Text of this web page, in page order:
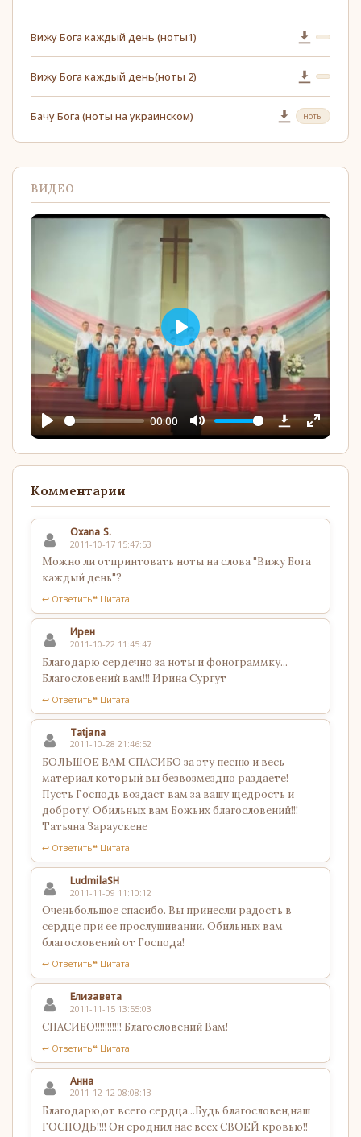
Вижу Бога каждый день (ноты1)
Вижу Бога каждый день(ноты 2)
Бачу Бога (ноты на украинском) ноты
ВИДЕО
Play
00:00
Mute YouTube
Enter
Play
Комментарии
Oxana S.
2011-10-17 15:47:53
Можно ли отпринтовать ноты на слова "Вижу Бога
каждый день"?
↩ Ответить❝ Цитата
Ирен
2011-10-22 11:45:47
Благодарю сердечно за ноты и фонограммку...
Благословений вам!!! Ирина Сургут
↩ Ответить❝ Цитата
Tatjana
2011-10-28 21:46:52
БОЛЬШОЕ ВАМ СПАСИБО за эту песню и весь
материал который вы безвозмездно раздаете!
Пусть Господь воздаст вам за вашу щедрость и
доброту! Обильных вам Божьих благословений!!!
Татьяна Зараускене
↩ Ответить❝ Цитата
LudmilaSH
2011-11-09 11:10:12
Оченьбольшое спасибо. Вы принесли радость в
сердце при ее прослушивании. Обильных вам
благословений от Господа!
↩ Ответить❝ Цитата
Елизавета
2011-11-15 13:55:03
СПАСИБО!!!!!!!!!!! Благословений Вам!
↩ Ответить❝ Цитата
Анна
2011-12-12 08:08:13
Благодарю,от всего сердца...Будь благословен,наш
ГОСПОДЬ!!!! Он сроднил нас всех СВОЕЙ кровью!!